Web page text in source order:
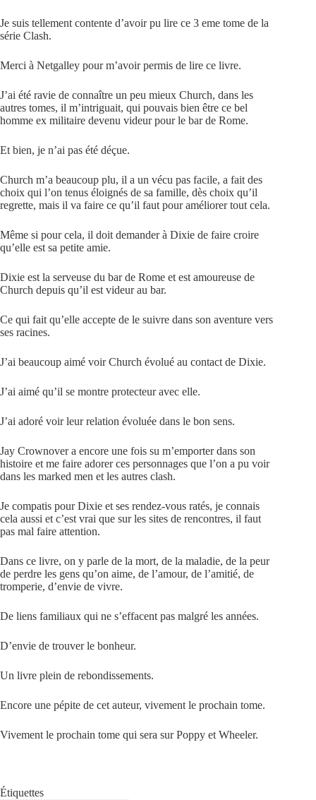
Je suis tellement contente d’avoir pu lire ce 3 eme tome de la
série Clash.
Merci à Netgalley pour m’avoir permis de lire ce livre.
J’ai été ravie de connaître un peu mieux Church, dans les
autres tomes, il m’intriguait, qui pouvais bien être ce bel
homme ex militaire devenu videur pour le bar de Rome.
Et bien, je n’ai pas été déçue.
Church m’a beaucoup plu, il a un vécu pas facile, a fait des
choix qui l’on tenus éloignés de sa famille, dès choix qu’il
regrette, mais il va faire ce qu’il faut pour améliorer tout cela.
Même si pour cela, il doit demander à Dixie de faire croire
qu’elle est sa petite amie.
Dixie est la serveuse du bar de Rome et est amoureuse de
Church depuis qu’il est videur au bar.
Ce qui fait qu’elle accepte de le suivre dans son aventure vers
ses racines.
J’ai beaucoup aimé voir Church évolué au contact de Dixie.
J’ai aimé qu’il se montre protecteur avec elle.
J’ai adoré voir leur relation évoluée dans le bon sens.
Jay Crownover a encore une fois su m’emporter dans son
histoire et me faire adorer ces personnages que l’on a pu voir
dans les marked men et les autres clash.
Je compatis pour Dixie et ses rendez-vous ratés, je connais
cela aussi et c’est vrai que sur les sites de rencontres, il faut
pas mal faire attention.
Dans ce livre, on y parle de la mort, de la maladie, de la peur
de perdre les gens qu’on aime, de l’amour, de l’amitié, de
tromperie, d’envie de vivre.
De liens familiaux qui ne s’effacent pas malgré les années.
D’envie de trouver le bonheur.
Un livre plein de rebondissements.
Encore une pépite de cet auteur, vivement le prochain tome.
Vivement le prochain tome qui sera sur Poppy et Wheeler.
Étiquettes